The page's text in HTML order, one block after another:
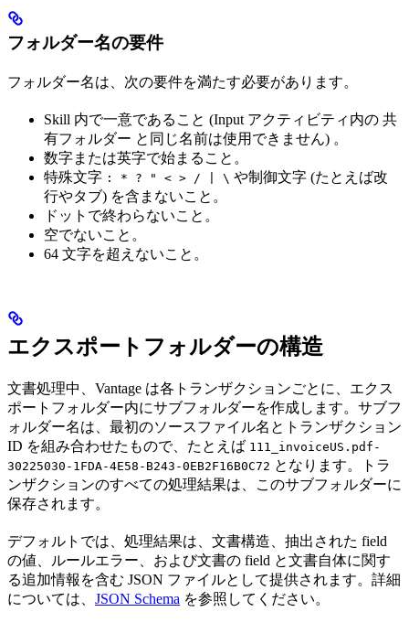
フォルダー名の要件
フォルダー名は、次の要件を満たす必要があります。
Skill 内で一意であること (Input アクティビティ内の 共
有フォルダー と同じ名前は使用できません) 。
数字または英字で始まること。
特殊文字 : * ? " < > / | \ や制御文字 (たとえば改
行やタブ) を含まないこと。
ドットで終わらないこと。
空でないこと。
64 文字を超えないこと。
エクスポートフォルダーの構造
文書処理中、Vantage は各トランザクションごとに、エクス
ポートフォルダー内にサブフォルダーを作成します。サブフ
ォルダー名は、最初のソースファイル名とトランザクション
ID を組み合わせたもので、たとえば 111_invoiceUS.pdf-
30225030-1FDA-4E58-B243-0EB2F16B0C72 となります。トラ
ンザクションのすべての処理結果は、このサブフォルダーに
保存されます。
デフォルトでは、処理結果は、文書構造、抽出された field
の値、ルールエラー、および文書の field と文書自体に関す
る追加情報を含む JSON ファイルとして提供されます。詳細
については、 JSON Schema を参照してください。